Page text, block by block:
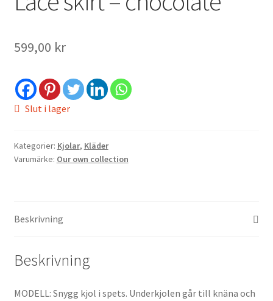
599,00 kr
Slut i lager
Kategorier: Kjolar, Kläder
Varumärke: Our own collection
Beskrivning
Beskrivning
MODELL: Snygg kjol i spets. Underkjolen går till knäna och